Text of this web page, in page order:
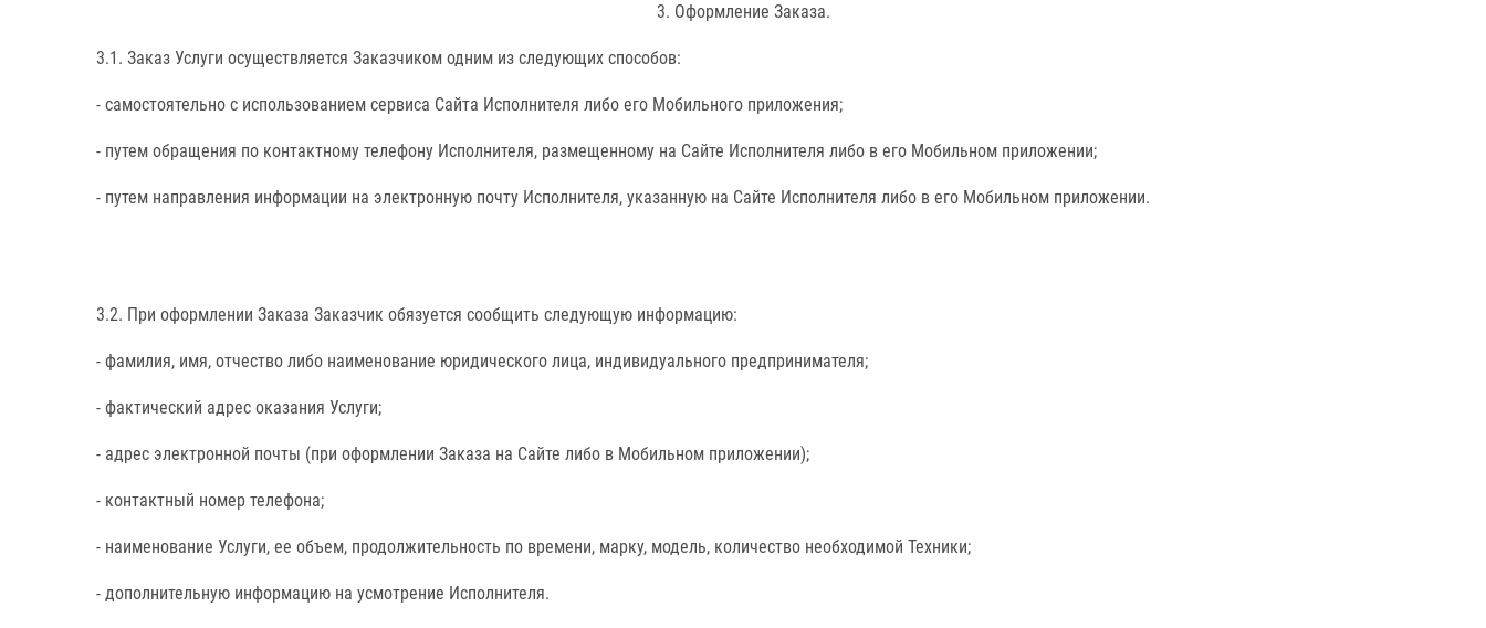
3. Оформление Заказа.
3.1. Заказ Услуги осуществляется Заказчиком одним из следующих способов:
- самостоятельно с использованием сервиса Сайта Исполнителя либо его Мобильного приложения;
- путем обращения по контактному телефону Исполнителя, размещенному на Сайте Исполнителя либо в его Мобильном приложении;
- путем направления информации на электронную почту Исполнителя, указанную на Сайте Исполнителя либо в его Мобильном приложении.
3.2. При оформлении Заказа Заказчик обязуется сообщить следующую информацию:
- фамилия, имя, отчество либо наименование юридического лица, индивидуального предпринимателя;
- фактический адрес оказания Услуги;
- адрес электронной почты (при оформлении Заказа на Сайте либо в Мобильном приложении);
- контактный номер телефона;
- наименование Услуги, ее объем, продолжительность по времени, марку, модель, количество необходимой Техники;
- дополнительную информацию на усмотрение Исполнителя.